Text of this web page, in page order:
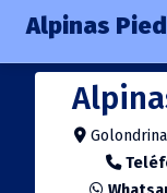
Alpinas